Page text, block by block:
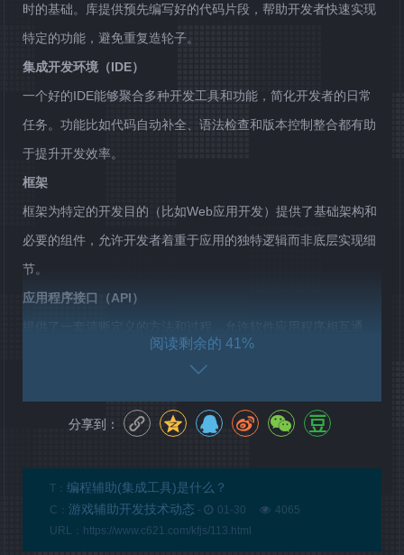
时的基础。库提供预先编写好的代码片段，帮助开发者快速实现
特定的功能，避免重复造轮子。
集成开发环境（IDE）
一个好的IDE能够聚合多种开发工具和功能，简化开发者的日常
任务。功能比如代码自动补全、语法检查和版本控制整合都有助
于提升开发效率。
框架
框架为特定的开发目的（比如Web应用开发）提供了基础架构和
必要的组件，允许开发者着重于应用的独特逻辑而非底层实现细
节。
应用程序接口（API）
编程辅助手段是指在编程过程中使用的各种工具、技巧和方法，
用来提高编程效率、降低错误率和改善代码质量。下面是几种常
见的编程辅助手段：
41%
分享到：
T：编程辅助(集成工具)是什么？
C：游戏辅助开发技术动态 - 01-30
4065
URL：https://www.c621.com/kfjs/113.html